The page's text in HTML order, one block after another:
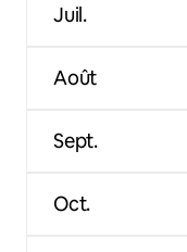
Juil.
Août
Sept.
Oct.